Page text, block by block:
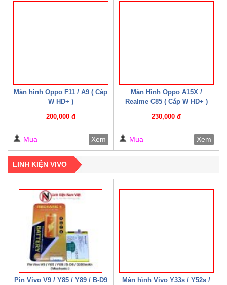
Màn hình Oppo F11 / A9 ( Cáp
W HD+ )
200,000 đ
Mua Xem
Màn Hình Oppo A15X /
Realme C85 ( Cáp W HD+ )
230,000 đ
Mua Xem
LINH KIỆN VIVO
Pin Vivo V9 / Y85 / Y89 / B-D9
Màn hình Vivo Y33s / Y52s /